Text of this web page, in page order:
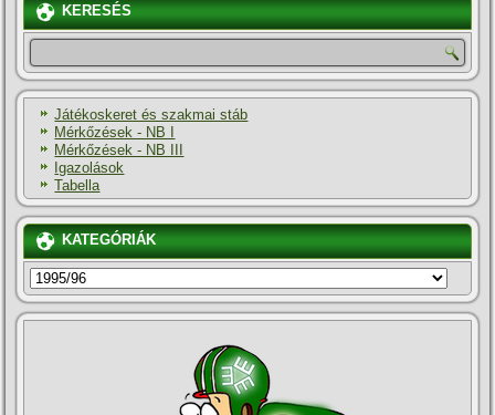
KERESÉS
Játékoskeret és szakmai stáb
Mérkőzések - NB I
Mérkőzések - NB III
Igazolások
Tabella
KATEGÓRIÁK
KATEGÓRIÁK